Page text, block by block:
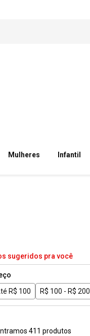
Mulheres Infantil
sugeridos pra você
R$ 100
R$ 100 - R$ 200
411 produtos